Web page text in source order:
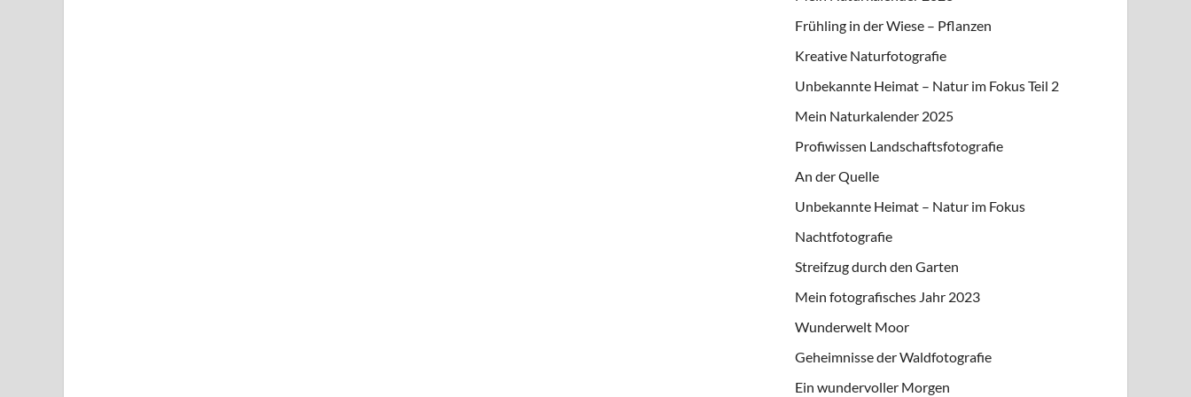
Frühling in der Wiese – Pflanzen
Kreative Naturfotografie
Unbekannte Heimat – Natur im Fokus Teil 2
Mein Naturkalender 2025
Profiwissen Landschaftsfotografie
An der Quelle
Unbekannte Heimat – Natur im Fokus
Nachtfotografie
Streifzug durch den Garten
Mein fotografisches Jahr 2023
Wunderwelt Moor
Geheimnisse der Waldfotografie
Ein wundervoller Morgen